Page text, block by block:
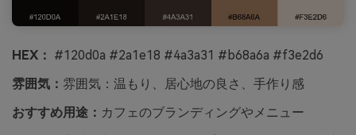
HEX： #120d0a #2a1e18 #4a3a31 #b68a6a #f3e2d6
雰囲気： 雰囲気：温もり、居心地の良さ、手作り感
おすすめ用途： カフェのブランディングやメニュー